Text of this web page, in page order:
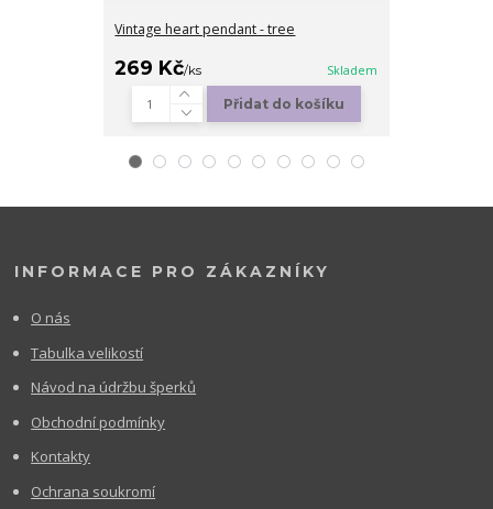
Vintage heart pendant - tree
269 Kč/ks Skladem
Přidat do košíku
INFORMACE PRO ZÁKAZNÍKY
O nás
Tabulka velikostí
Návod na údržbu šperků
Obchodní podmínky
Kontakty
Ochrana soukromí